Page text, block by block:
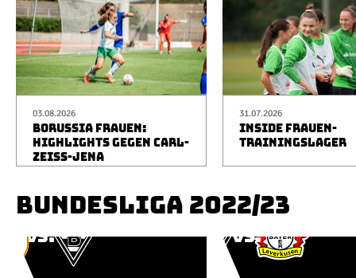
03.08.2026
BORUSSIA FRAUEN:
HIGHLIGHTS GEGEN CARL-
ZEISS-JENA
31.07.2026
INSIDE FRAUEN-
TRAININGSLAGER
BUNDESLIGA 2022/23